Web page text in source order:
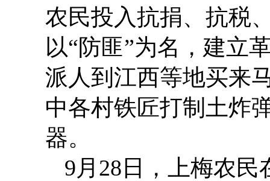
农民投入抗捐、抗税
以“防匪”为名，建立
派人到江西等地买来
中各村铁匠打制土炸
器。
9月28日，上梅农